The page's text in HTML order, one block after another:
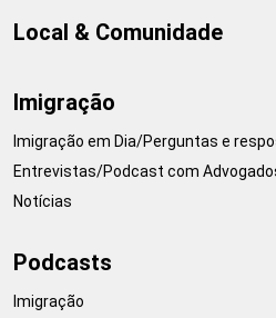
Local & Comunidade
Imigração
Imigração em Dia/Perguntas e
Entrevistas/Podcast com
Notícias
Podcasts
Imigração